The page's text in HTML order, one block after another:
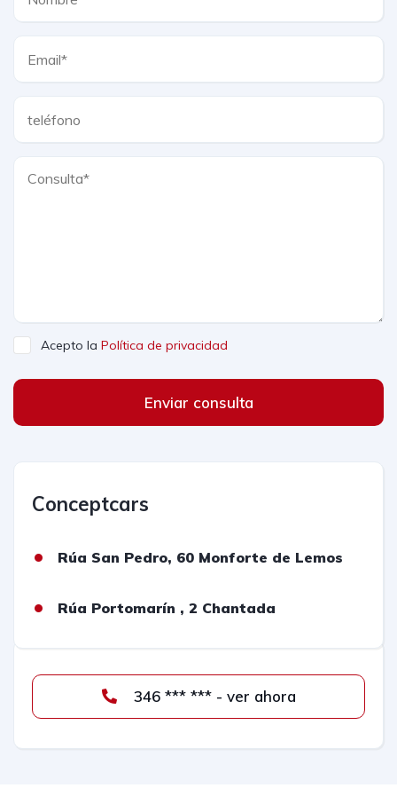
Acepto la Política de privacidad
Enviar consulta
Conceptcars
Rúa San Pedro, 60 Monforte de Lemos
Rúa Portomarín , 2 Chantada
346 *** *** - ver ahora